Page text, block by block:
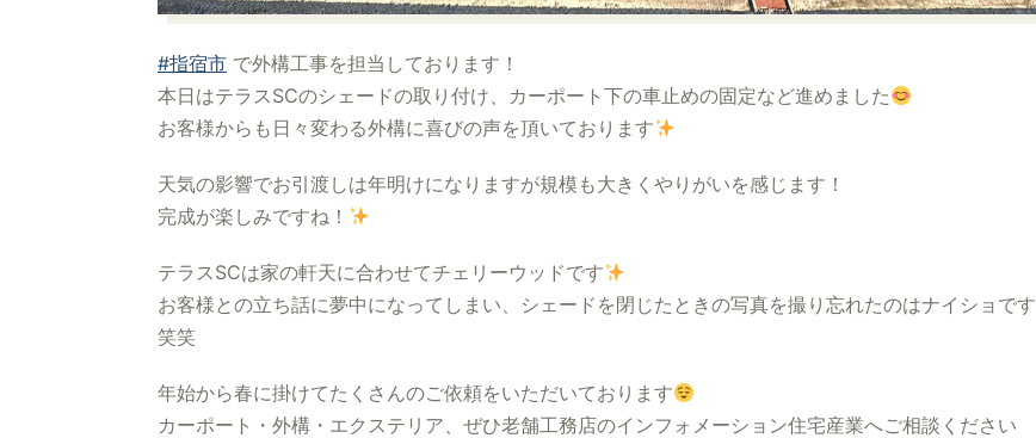
#指宿市 で外構工事を担当しております！
本日はテラスSCのシェードの取り付け、カーポート下の車止めの固定など進めました
お客様からも日々変わる外構に喜びの声を頂いております
天気の影響でお引渡しは年明けになりますが規模も大きくやりがいを感じます！
完成が楽しみですね！
テラスSCは家の軒天に合わせてチェリーウッドです
お客様との立ち話に夢中になってしまい、シェードを閉じたときの写真を撮り忘れたのはナイショです
笑笑
年始から春に掛けてたくさんのご依頼をいただいております
カーポート・外構・エクステリア、ぜひ老舗工務店のインフォメーション住宅産業へご相談ください